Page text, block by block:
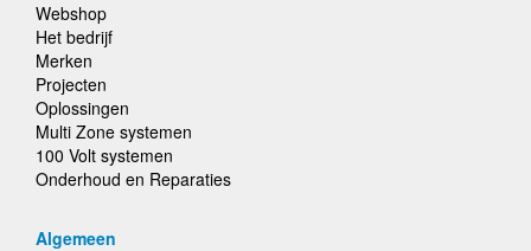
Webshop
Het bedrijf
Merken
Projecten
Oplossingen
Multi Zone systemen
100 Volt systemen
Onderhoud en Reparaties
Algemeen